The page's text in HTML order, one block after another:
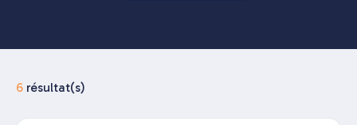
6 résultat(s)